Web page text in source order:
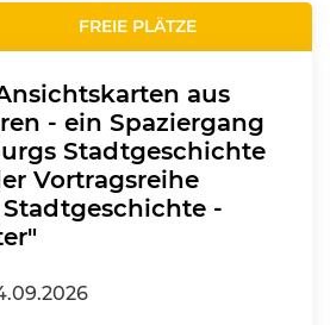
FREIE PLÄTZE
aus
- ein Spaziergang
Stadtgeschichte
Vortragsreihe
-